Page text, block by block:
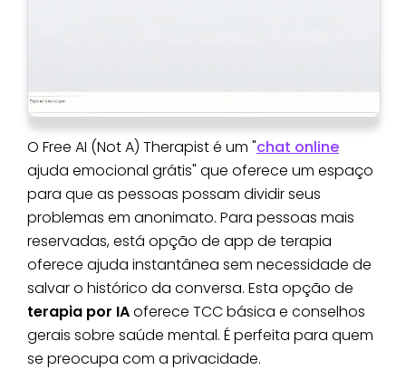
O Free AI (Not A) Therapist é um "chat online
ajuda emocional grátis" que oferece um espaço
para que as pessoas possam dividir seus
problemas em anonimato. Para pessoas mais
reservadas, está opção de app de terapia
oferece ajuda instantânea sem necessidade de
salvar o histórico da conversa. Esta opção de
terapia por IAoferece TCC básica e conselhos
gerais sobre saúde mental. É perfeita para quem
se preocupa com a privacidade.